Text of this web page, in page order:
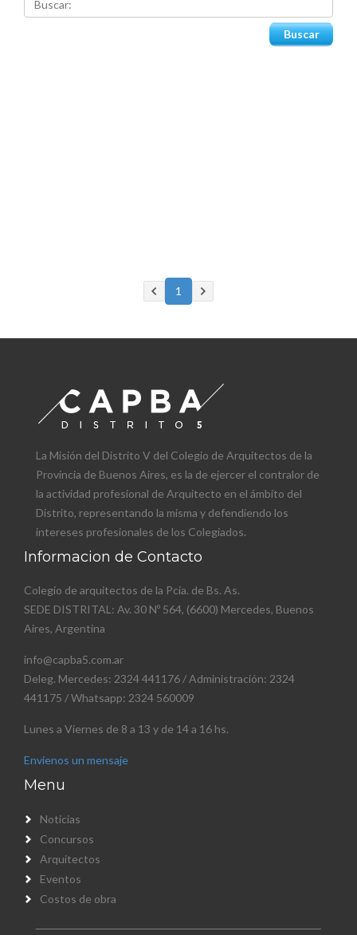
1
La Misión del Distrito V del Colegio de Arquitectos de la
Provincia de Buenos Aires, es la de ejercer el contralor de
la actividad profesional de Arquitecto en el ámbito del
Distrito, representando la misma y defendiendo los
intereses profesionales de los Colegiados.
Informacion de Contacto
Colegio de arquitectos de la Pcia. de Bs. As.
SEDE DISTRITAL: Av. 30 Nº 564, (6600) Mercedes, Buenos
Aires, Argentina
info@capba5.com.ar
Deleg. Mercedes: 2324 441176 / Administración: 2324
441175 / Whatsapp: 2324 560009
Lunes a Viernes de 8 a 13 y de 14 a 16 hs.
Envienos un mensaje
Menu
Noticias
Concursos
Arquitectos
Eventos
Costos de obra